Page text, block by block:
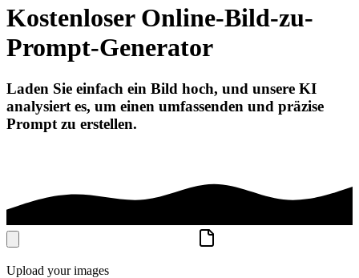
Kostenloser Online-Bild-zu-
Prompt-Generator
Laden Sie einfach ein Bild hoch, und unsere KI
analysiert es, um einen umfassenden und präzise
Prompt zu erstellen.
Upload your images